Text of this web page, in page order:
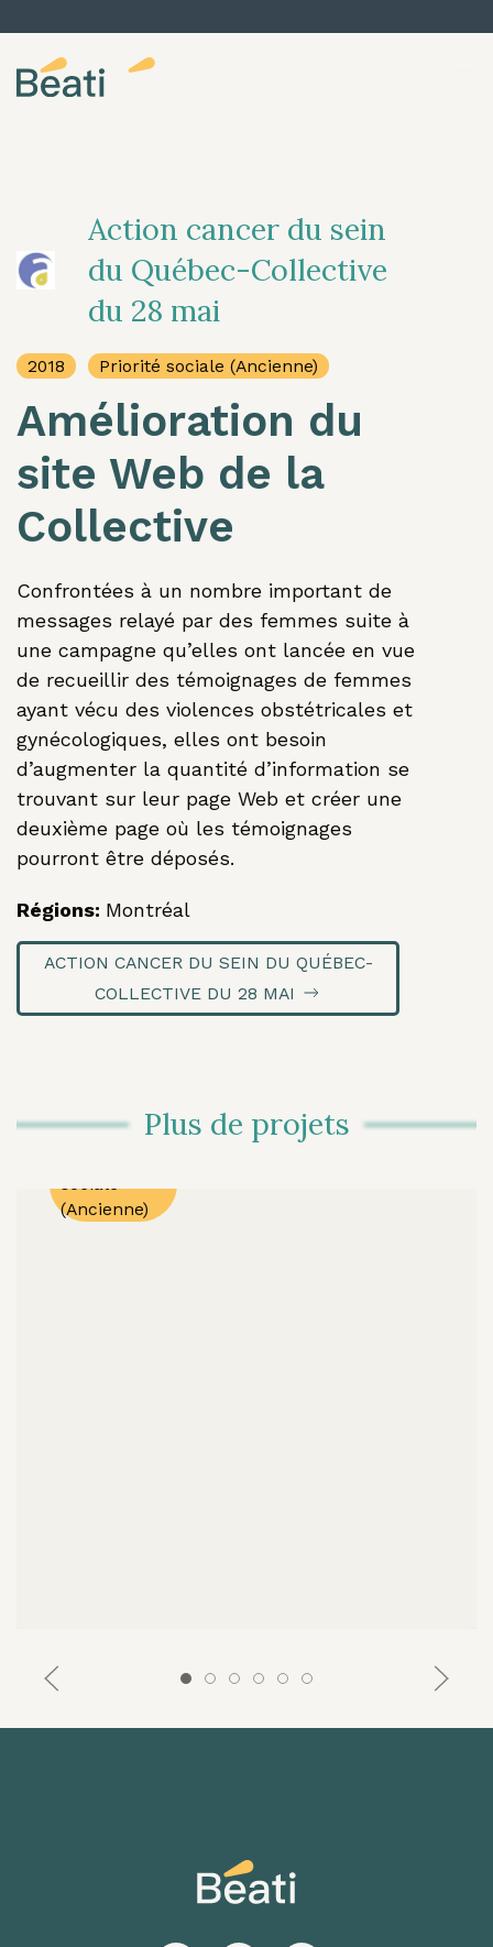
Action cancer du sein
du Québec-Collective
du 28 mai
2018 Priorité sociale (Ancienne)
Amélioration du
site Web de la
Collective
Confrontées à un nombre important de
messages relayé par des femmes suite à
une campagne qu’elles ont lancée en vue
de recueillir des témoignages de femmes
ayant vécu des violences obstétricales et
gynécologiques, elles ont besoin
d’augmenter la quantité d’information se
trouvant sur leur page Web et créer une
deuxième page où les témoignages
pourront être déposés.
Régions: Montréal
ACTION CANCER DU SEIN DU QUÉBEC-
COLLECTIVE DU 28 MAI
Plus de projets
Mikana
Décoloniser
les esprits,
redéfinir
notre
chemin
ensemble
2022
Provincial
sociale
(Ancienne)